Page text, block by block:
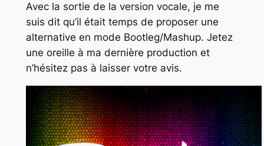
Avec la sortie de la version vocale, je me
suis dit qu’il était temps de proposer une
alternative en mode Bootleg/Mashup. Jetez
une oreille à ma dernière production et
n’hésitez pas à laisser votre avis.